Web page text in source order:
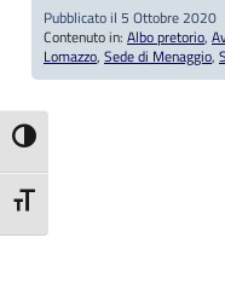
Attiva/disattiva alto
Attiva/disattiva dimensione
Pubblicato il 5 Ottobre 2020
Contenuto in: Albo pretorio,
Lomazzo, Sede di Menaggio,